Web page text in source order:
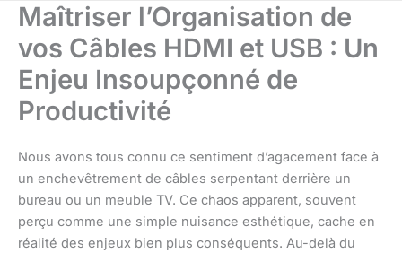
Maîtriser l’Organisation de
vos Câbles HDMI et USB : Un
Enjeu Insoupçonné de
Productivité
Nous avons tous connu ce sentiment d’agacement face à
un enchevêtrement de câbles serpentant derrière un
bureau ou un meuble TV. Ce chaos apparent, souvent
perçu comme une simple nuisance esthétique, cache en
réalité des enjeux bien plus conséquents. Au-delà du